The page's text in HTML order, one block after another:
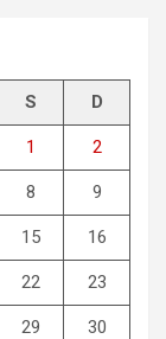
S D
1 2
8 9
15 16
22 23
29 30